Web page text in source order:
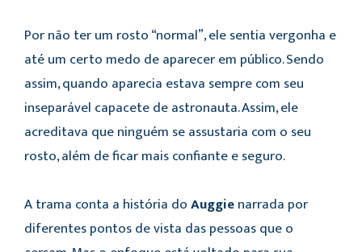
Por não ter um rosto “normal”, ele sentia vergonha e
até um certo medo de aparecer em público. Sendo
assim, quando aparecia estava sempre com seu
inseparável capacete de astronauta. Assim, ele
acreditava que ninguém se assustaria com o seu
rosto, além de ficar mais confiante e seguro.
A trama conta a história doAuggienarrada por
diferentes pontos de vista das pessoas que o